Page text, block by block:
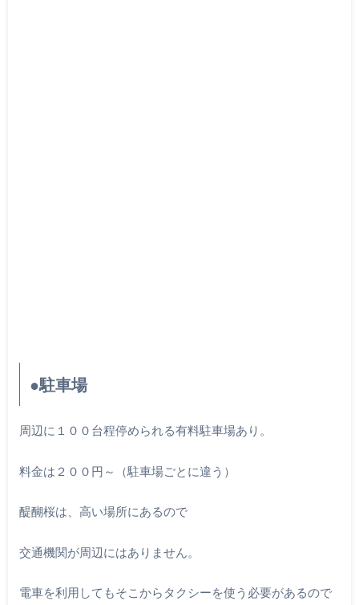
●駐車場
周辺に１００台程停められる有料駐車場あり。
料金は２００円～（駐車場ごとに違う）
醍醐桜は、高い場所にあるので
交通機関が周辺にはありません。
電車を利用してもそこからタクシーを使う必要があるので